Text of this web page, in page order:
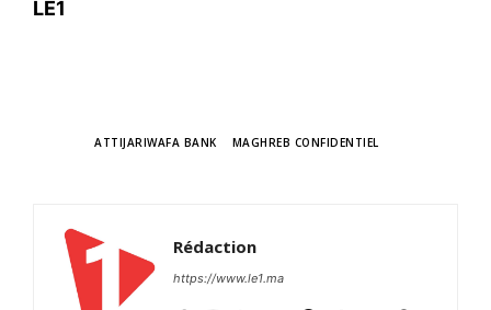
LE1
ATTIJARIWAFA BANK MAGHREB CONFIDENTIEL
Rédaction
https://www.le1.ma